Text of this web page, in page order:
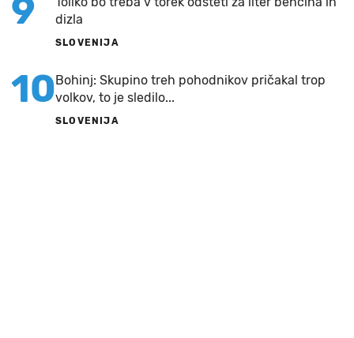
9
dizla
SLOVENIJA
10Bohinj: Skupino treh pohodnikov pričakal trop
volkov, to je sledilo...
SLOVENIJA